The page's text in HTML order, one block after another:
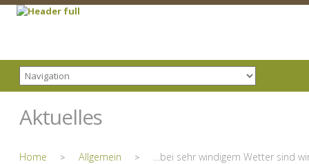
Aktuelles
Home > Allgemein >
…bei sehr windigem Wetter sind